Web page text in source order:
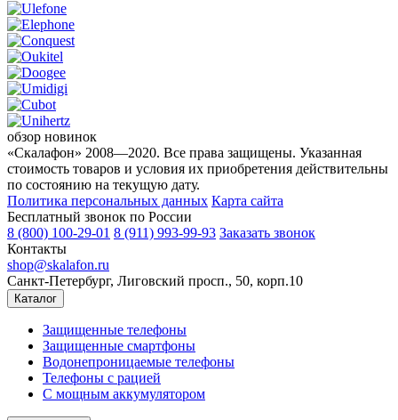
обзор новинок
«Скалафон» 2008—2020. Все права защищены. Указанная
стоимость товаров и условия их приобретения действительны
по состоянию на текущую дату.
Политика персональных данных Карта сайта
Бесплатный звонок по России
8 (800) 100-29-01 8 (911) 993-99-93 Заказать звонок
Контакты
shop@skalafon.ru
Санкт-Петербург, Лиговский просп., 50, корп.10
Каталог
Защищенные телефоны
Защищенные смартфоны
Водонепроницаемые телефоны
Телефоны с рацией
C мощным аккумулятором